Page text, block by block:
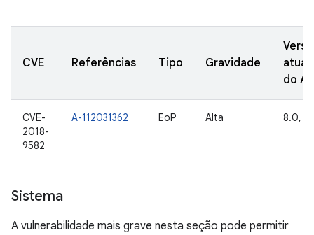
CVE Referências Tipo Gravidade
do
CVE-
2018-
9582
A-112031362 EoP Alta 8.0,
Sistema
A vulnerabilidade mais grave nesta seção pode permitir